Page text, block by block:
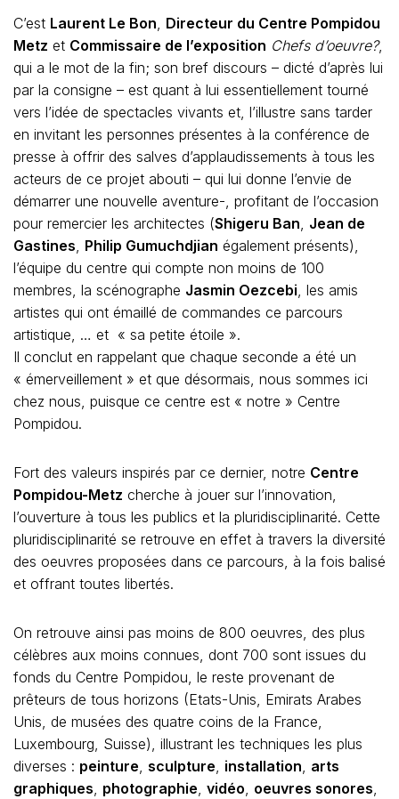
C’est Laurent Le Bon, Directeur du Centre Pompidou
Metz et Commissaire de l’exposition Chefs d’oeuvre?,
qui a le mot de la fin; son bref discours – dicté d’après lui
par la consigne – est quant à lui essentiellement tourné
vers l’idée de spectacles vivants et, l’illustre sans tarder
en invitant les personnes présentes à la conférence de
presse à offrir des salves d’applaudissements à tous les
acteurs de ce projet abouti – qui lui donne l’envie de
démarrer une nouvelle aventure-, profitant de l’occasion
pour remercier les architectes (Shigeru Ban, Jean de
Gastines, Philip Gumuchdjian également présents),
l’équipe du centre qui compte non moins de 100
membres, la scénographe Jasmin Oezcebi, les amis
artistes qui ont émaillé de commandes ce parcours
artistique, … et « sa petite étoile ».
Il conclut en rappelant que chaque seconde a été un
« émerveillement » et que désormais, nous sommes ici
chez nous, puisque ce centre est « notre » Centre
Pompidou.
Fort des valeurs inspirés par ce dernier, notre Centre
Pompidou-Metz cherche à jouer sur l’innovation,
l’ouverture à tous les publics et la pluridisciplinarité. Cette
pluridisciplinarité se retrouve en effet à travers la diversité
des oeuvres proposées dans ce parcours, à la fois balisé
et offrant toutes libertés.
On retrouve ainsi pas moins de 800 oeuvres, des plus
célèbres aux moins connues, dont 700 sont issues du
fonds du Centre Pompidou, le reste provenant de
prêteurs de tous horizons (Etats-Unis, Emirats Arabes
Unis, de musées des quatre coins de la France,
Luxembourg, Suisse), illustrant les techniques les plus
diverses : peinture, sculpture, installation, arts
graphiques, photographie, vidéo, oeuvres sonores,